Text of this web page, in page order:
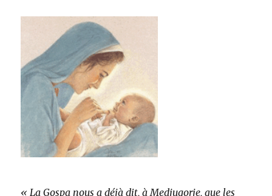
« La Gospa nous a déjà dit, à Medjugorje, que les